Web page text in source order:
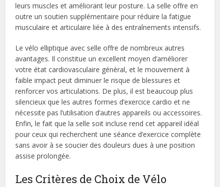
leurs muscles et améliorant leur posture. La selle offre en
outre un soutien supplémentaire pour réduire la fatigue
musculaire et articulaire liée à des entraînements intensifs.
Le vélo elliptique avec selle offre de nombreux autres
avantages. Il constitue un excellent moyen d’améliorer
votre état cardiovasculaire général, et le mouvement à
faible impact peut diminuer le risque de blessures et
renforcer vos articulations. De plus, il est beaucoup plus
silencieux que les autres formes d’exercice cardio et ne
nécessite pas l’utilisation d’autres appareils ou accessoires.
Enfin, le fait que la selle soit incluse rend cet appareil idéal
pour ceux qui recherchent une séance d’exercice complète
sans avoir à se soucier des douleurs dues à une position
assise prolongée.
Les Critères de Choix de Vélo